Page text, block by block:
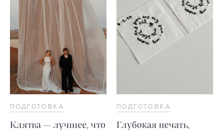
ПОДГОТОВКА
Клятва — лучшее, что
ПОДГОТОВКА
Глубокая печать,